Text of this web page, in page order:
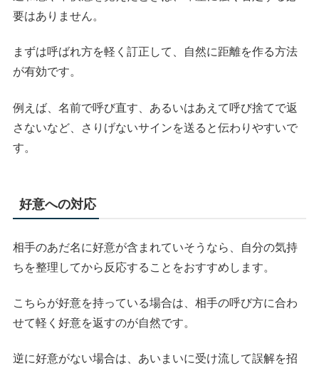
要はありません。
まずは呼ばれ方を軽く訂正して、自然に距離を作る方法
が有効です。
例えば、名前で呼び直す、あるいはあえて呼び捨てで返
さないなど、さりげないサインを送ると伝わりやすいで
す。
好意への対応
相手のあだ名に好意が含まれていそうなら、自分の気持
ちを整理してから反応することをおすすめします。
こちらが好意を持っている場合は、相手の呼び方に合わ
せて軽く好意を返すのが自然です。
逆に好意がない場合は、あいまいに受け流して誤解を招